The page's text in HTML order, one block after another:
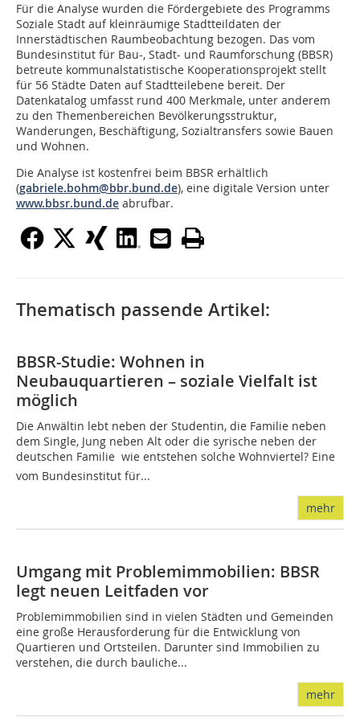
Für die Analyse wurden die Fördergebiete des Programms
Soziale Stadt auf kleinräumige Stadtteildaten der
Innerstädtischen Raumbeobachtung bezogen. Das vom
Bundesinstitut für Bau-, Stadt- und Raumforschung (BBSR)
betreute kommunalstatistische Kooperationsprojekt stellt
für 56 Städte Daten auf Stadtteilebene bereit. Der
Datenkatalog umfasst rund 400 Merkmale, unter anderem
zu den Themenbereichen Bevölkerungsstruktur,
Wanderungen, Beschäftigung, Sozialtransfers sowie Bauen
und Wohnen.
Die Analyse ist kostenfrei beim BBSR erhältlich
(gabriele.bohm@bbr.bund.de), eine digitale Version unter
www.bbsr.bund.de abrufbar.
Thematisch passende Artikel:
BBSR-Studie: Wohnen in
Neubauquartieren – soziale Vielfalt ist
möglich
Die Anwältin lebt neben der Studentin, die Familie neben
dem Single, Jung neben Alt oder die syrische neben der
deutschen Familie  wie entstehen solche Wohnviertel? Eine
vom Bundesinstitut für...
mehr
Umgang mit Problemimmobilien: BBSR
legt neuen Leitfaden vor
Problemimmobilien sind in vielen Städten und Gemeinden
eine große Herausforderung für die Entwicklung von
Quartieren und Ortsteilen. Darunter sind Immobilien zu
verstehen, die durch bauliche...
mehr